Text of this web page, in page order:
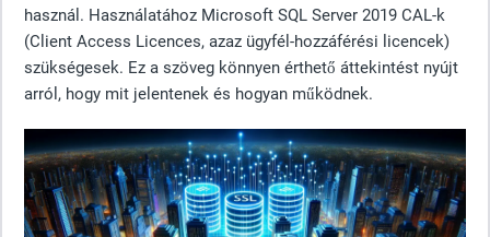
használ. Használatához Microsoft SQL Server 2019 CAL-k
(Client Access Licences, azaz ügyfél-hozzáférési licencek)
szükségesek. Ez a szöveg könnyen érthető áttekintést nyújt
arról, hogy mit jelentenek és hogyan működnek.